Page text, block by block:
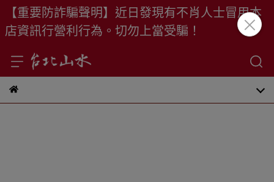
【重要防詐騙聲明】近日發現有不肖人士冒用本
店資訊行營利行為。切勿上當受騙！